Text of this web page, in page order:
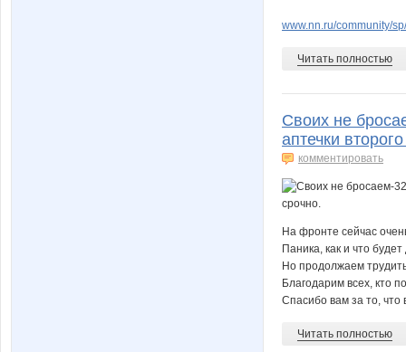
www.nn.ru/community/
Читать полностью
Своих не
аптечки
комментировать
На фронте сейчас
Паника, как и что
Но продолжаем
Благодарим всех, кто
Спасибо вам за то,
Читать полностью